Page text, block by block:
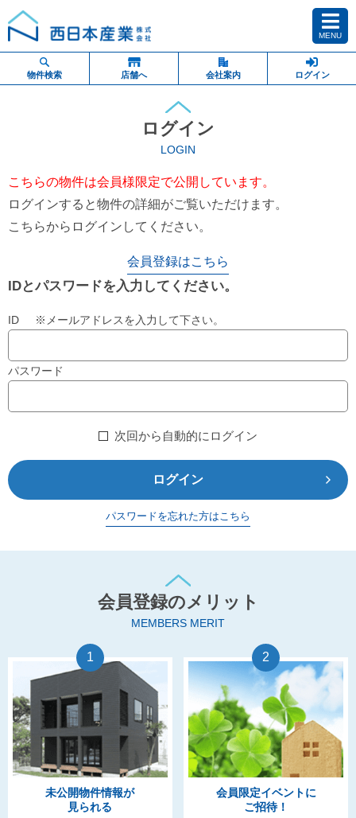
MENU
物件検索 店舗へ 会社案内 ログイン
ログイン
LOGIN
こちらの物件は会員様限定で公開しています。
ログインすると物件の詳細がご覧いただけます。
こちらからログインしてください。
会員登録はこちら
IDとパスワードを入力してください。
ID ※メールアドレスを入力して下さい。
パスワード
次回から自動的にログイン
ログイン
パスワードを忘れた方はこちら
会員登録のメリット
MEMBERS MERIT
1
未公開物件情報が
見られる
2
会員限定イベントに
ご招待！